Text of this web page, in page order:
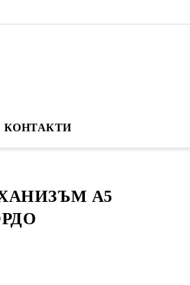
КОНТАКТИ
А5